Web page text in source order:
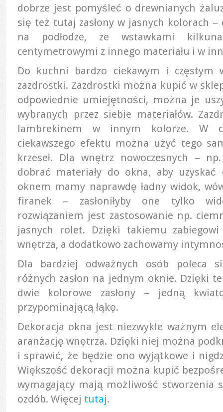
dobrze jest pomyśleć o drewnianych
się też tutaj zasłony w jasnych kolorach –
na podłodze, ze wstawkami
centymetrowymi z innego materiału i w
Do kuchni bardzo ciekawym i częstym
zazdrostki. Zazdrostki można kupić w
odpowiednie umiejętności, można je
wybranych przez siebie materiałów.
lambrekinem w innym kolorze. W
ciekawszego efektu można użyć tego
krzeseł. Dla wnętrz nowoczesnych –
dobrać materiały do okna, aby uzyskać
oknem mamy naprawdę ładny widok,
firanek – zasłoniłyby one tylko
rozwiązaniem jest zastosowanie np.
jasnych rolet. Dzięki takiemu
wnętrza, a dodatkowo zachowamy
Dla bardziej odważnych osób poleca
różnych zasłon na jednym oknie. Dzięki
dwie kolorowe zasłony – jedną
przypominającą łąkę.
Dekoracja okna jest niezwykle ważnym
aranżację wnętrza. Dzięki niej można
i sprawić, że będzie ono wyjątkowe i
Większość dekoracji można kupić
wymagający mają możliwość stworzenia
ozdób. Więcej tutaj.